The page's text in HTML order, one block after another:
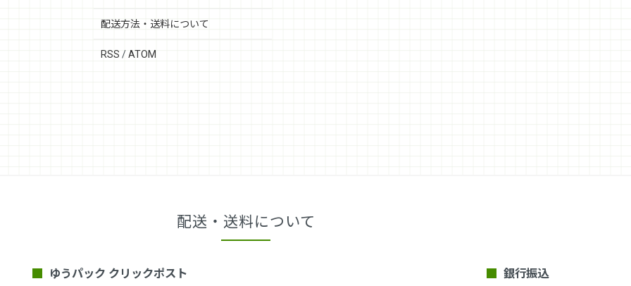
配送方法・送料について
RSS /ATOM
配送・送料について
ゆうパック クリックポスト 銀行振込